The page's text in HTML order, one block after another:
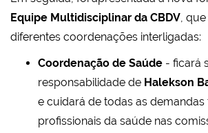
Equipe Multidisciplinar da CBDV,
diferentes coordenações interligadas:
Coordenação de Saúde - ficará
responsabilidade de Halekson
e cuidará de todas as
profissionais da saúde nas